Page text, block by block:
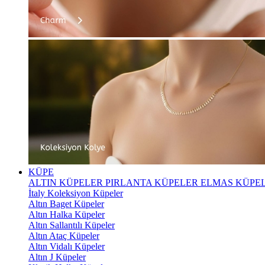
KÜPE
ALTIN KÜPELER PIRLANTA KÜPELER ELMAS
İtaly Koleksiyon Küpeler
Altın Baget Küpeler
Altın Halka Küpeler
Altın Sallantılı Küpeler
Altın Ataç Küpeler
Altın Vidalı Küpeler
Altın J Küpeler